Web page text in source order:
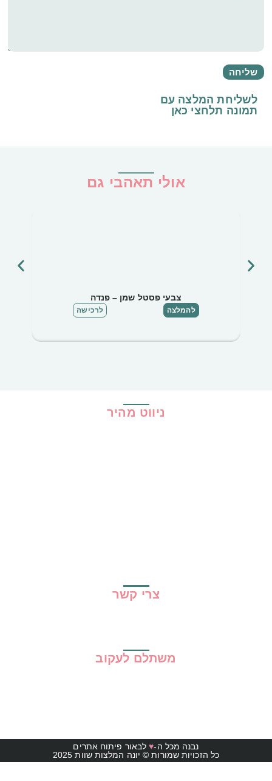
לשליחת המלצה עם
תמונה תלחצי כאן
אולי תאהבי גם
צבעי פסטל שמן – פנדה
להמלצה לרכישה
ניווט מהיר
צרי קשר
משתלם לעקוב
נבנה מכל ה-♥לבאור פיתוח אתרים
כל הזכויות שמורות © יונה המלצות שוות 2025